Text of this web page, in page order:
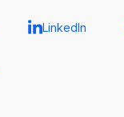
LinkedIn